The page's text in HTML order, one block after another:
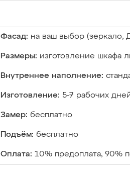
Фасад: на ваш выбор (зеркало,
Размеры: изготовление шкафа
Внутреннее наполнение:
Изготовление: 5-7 рабочих
Замер: бесплатно
Подъём: бесплатно
Оплата: 10% предоплата, 90%